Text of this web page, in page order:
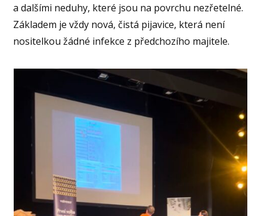
a dalšími neduhy, které jsou na povrchu nezřetelné.
Základem je vždy nová, čistá pijavice, která není
nositelkou žádné infekce z předchozího majitele.